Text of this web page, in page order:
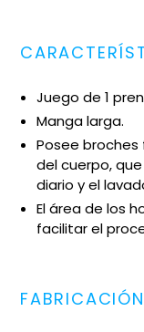
Juego de 1
Manga larga.
Posee
del cuerpo,
diario y el
El área de los
facilitar el